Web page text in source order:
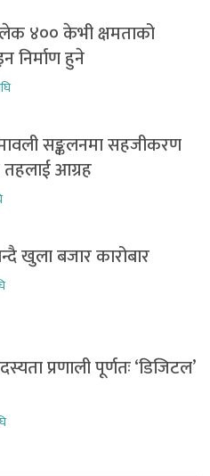
४०० केभी क्षमताको
निर्माण हुने
सङ्कलनमा सहजीकरण
तहलाई आग्रह
खुला बजार कारोबार
प्रणाली पूर्णतः ‘डिजिटल’